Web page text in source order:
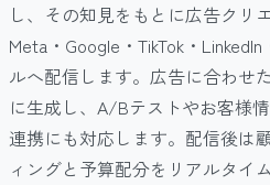
し、その知見をもとに広告クリ
Meta・Google・TikTok・
ルへ配信します。広告に合わせ
に生成し、A/Bテストやお客様
連携にも対応します。配信後は
ィングと予算配分をリアルタイ